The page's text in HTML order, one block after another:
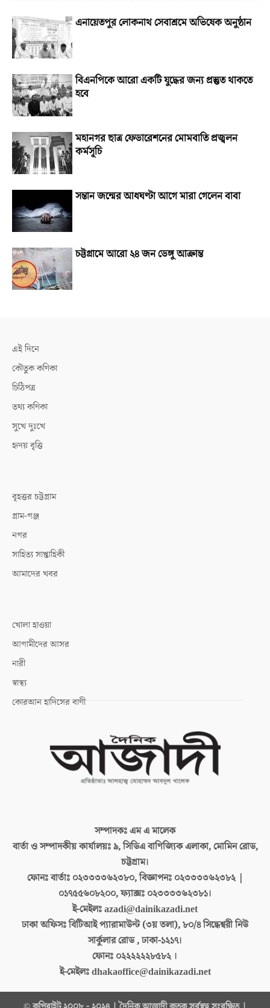
এনায়েতপুর লোকনাথ সেবাশ্রমে অভিষেক অনুষ্ঠান
বিএনপিকে আরো একটি যুদ্ধের জন্য প্রস্তুত থাকতে
হবে
মহানগর ছাত্র ফেডারেশনের মোমবাতি প্রজ্বলন
কর্মসূচি
সন্তান জন্মের আধঘণ্টা আগে মারা গেলেন বাবা
চট্টগ্রামে আরো ২৪ জন ডেঙ্গু আক্রান্ত
এই দিনে
কৌতুক কণিকা
চিঠিপত্র
তথ্য কণিকা
সুখে দুঃখে
হৃদয় বৃত্তি
বৃহত্তর চট্টগ্রাম
গ্রাম-গঞ্জ
নগর
সাহিত্য সাপ্তাহিকী
আমাদের খবর
খোলা হাওয়া
আগামীদের আসর
নারী
স্বাস্থ্য
কোরআন হাদিসের বাণী
সম্পাদকঃএম এ মালেক
বার্তা ও সম্পাদকীয় কার্যালয়ঃ৯, সিডিএ বাণিজ্যিক এলাকা, মোমিন রোড,
চট্টগ্রাম।
ফোনঃ বার্তাঃ ০২৩৩৩৩৬২৩৮০, বিজ্ঞাপনঃ ০২৩৩৩৩৬২৩৮২ |
০১৭৫৫৬০৮২০০, ফ্যাক্সঃ ০২৩৩৩৩৬২৩৮১।
ই-মেইলঃazadi@dainikazadi.net
ঢাকা অফিসঃবিটিআই প্যারামাউন্ট (৩য় তলা), ৮০/৪ সিদ্ধেশ্বরী নিউ
সার্কুলার রোড , ঢাকা-১২১৭।
ফোনঃ ০২২২২২২৮৫৮২ ।
ই-মেইলঃdhakaoffice@dainikazadi.net